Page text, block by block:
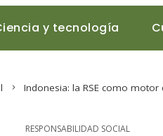
y tecnología
Indonesia: la RSE como
RESPONSABILIDAD SOCIAL